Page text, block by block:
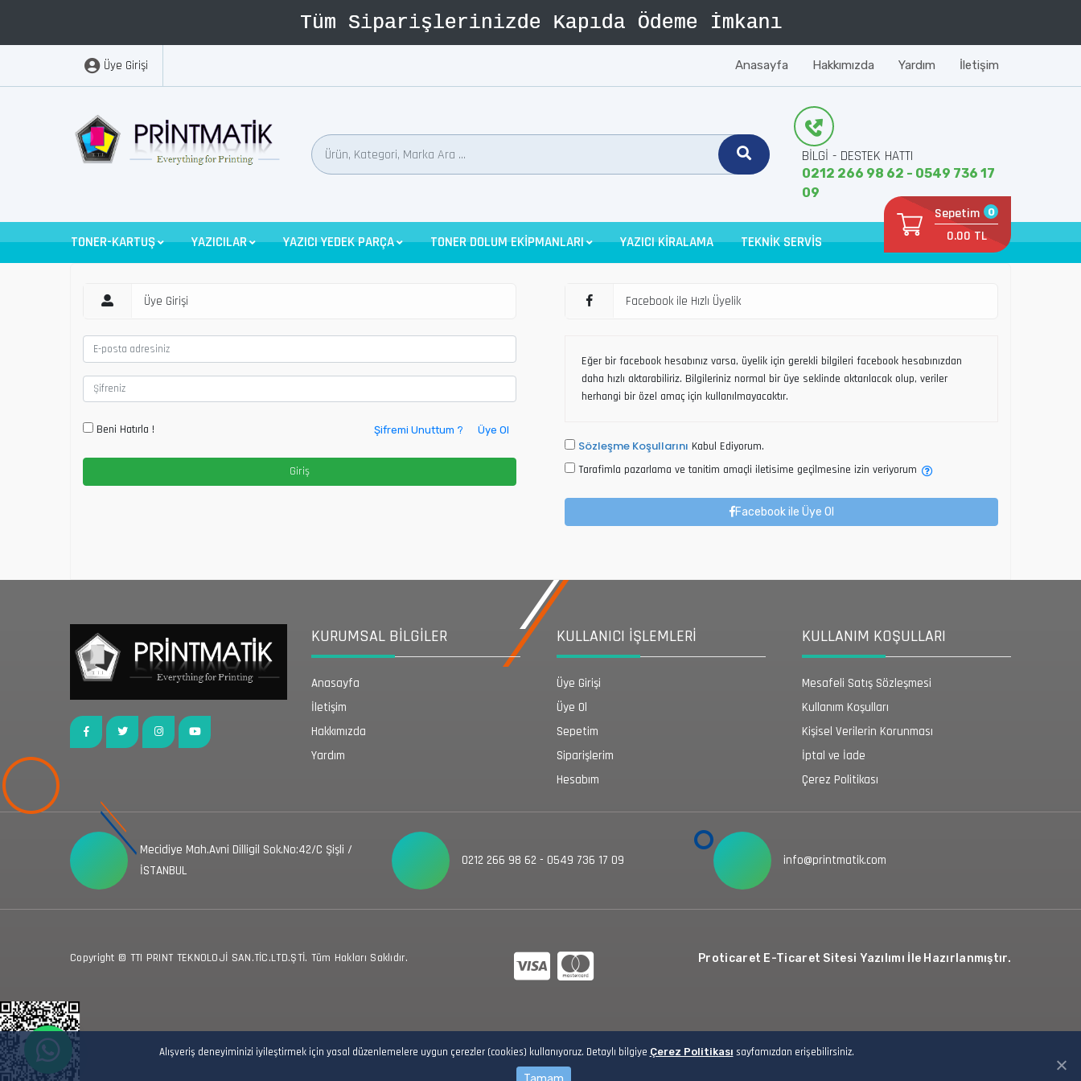
Üye Girişi Anasayfa Hakkımızda Yardım İletişim
BİLGİ - DESTEK HATTI
0212 266 98 62 - 0549 736 17
09
Sepetim 0
0.00 TL
TONER-KARTUŞ YAZICILAR YAZICI YEDEK PARÇA TONER DOLUM EKİPMANLARI YAZICI KİRALAMA TEKNİK SERVİS
Üye Girişi
Beni Hatırla ! Üye Ol
Şifremi Unuttum ?
Facebook ile Hızlı Üyelik
Eğer bir facebook hesabınız varsa, üyelik için gerekli bilgileri facebook hesabınızdan
daha hızlı aktarabiliriz. Bilgileriniz normal bir üye seklinde aktarılacak olup, veriler
herhangi bir özel amaç için kullanılmayacaktır.
Sözleşme Koşullarını Kabul Ediyorum.
Tarafimla pazarlama ve tanitim amaçli iletisime geçilmesine izin veriyorum
Facebook ile Üye Ol
Alışveriş deneyiminizi iyileştirmek için yasal düzenlemelere uygun çerezler (cookies) kullanıyoruz. Detaylı bilgiye Çerez Politikası sayfamızdan erişebilirsiniz.
KURUMSAL BİLGİLER
Anasayfa
İletişim
Hakkımızda
Yardım
KULLANICI İŞLEMLERİ
Üye Girişi
Üye Ol
Sepetim
Siparişlerim
Hesabım
KULLANIM KOŞULLARI
Mesafeli Satış Sözleşmesi
Kullanım Koşulları
Kişisel Verilerin Korunması
İptal ve İade
Çerez Politikası
Mecidiye Mah.Avni Dilligil Sok.No:42/C Şişli /
İSTANBUL
0212 266 98 62 - 0549 736 17 09 info@printmatik.com
Copyright © TTI PRINT TEKNOLOJİ SAN.TİC.LTD.ŞTİ. Tüm Hakları Saklıdır. Proticaret E-Ticaret Sitesi Yazılımı İle Hazırlanmıştır.